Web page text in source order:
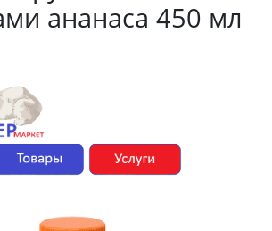
ананаса 450 мл